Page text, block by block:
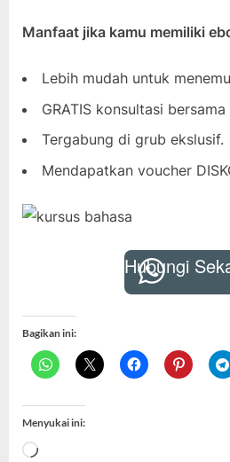
Manfaat jika kamu memiliki
Lebih mudah untuk
GRATIS konsultasi
Tergabung di grub ekslusif.
Mendapatkan voucher
Hubungi
Bagikan ini:
Menyukai ini:
Memuat...